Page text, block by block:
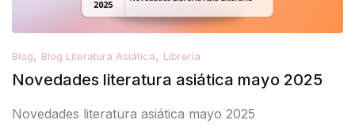
Blog, Blog Literatura Asiática, Librería
Novedades literatura asiática mayo 2025
Novedades literatura asiática mayo 2025